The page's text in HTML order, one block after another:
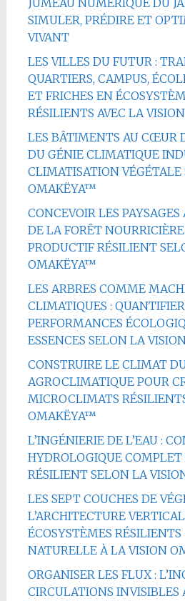
JUMEAU NUMÉRIQUE DU
SIMULER, PRÉDIRE ET
VIVANT
LES VILLES DU FUTUR :
QUARTIERS, CAMPUS,
ET FRICHES EN
RÉSILIENTS AVEC LA
LES BÂTIMENTS AU CŒUR
DU GÉNIE CLIMATIQUE
CLIMATISATION VÉGÉTALE
OMAKËYA™
CONCEVOIR LES
DE LA FORÊT
PRODUCTIF RÉSILIENT
OMAKËYA™
LES ARBRES COMME
CLIMATIQUES :
PERFORMANCES
ESSENCES SELON LA
CONSTRUIRE LE CLIMAT
AGROCLIMATIQUE POUR
MICROCLIMATS
OMAKËYA™
L’INGÉNIERIE DE L’EAU :
HYDROLOGIQUE COMPLET
RÉSILIENT SELON LA
LES SEPT COUCHES DE
L’ARCHITECTURE
ÉCOSYSTÈMES
NATURELLE À LA VISION
ORGANISER LES FLUX :
CIRCULATIONS